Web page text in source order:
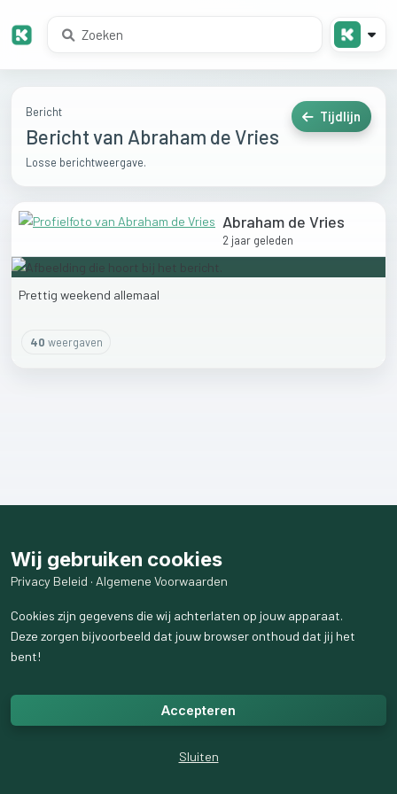
Bericht
Bericht van Abraham de Vries
Losse berichtweergave.
Tijdlijn
Abraham de Vries
2 jaar geleden
Prettig weekend allemaal
40 weergaven
Wij gebruiken cookies
Privacy Beleid · Algemene Voorwaarden
Cookies zijn gegevens die wij achterlaten op jouw apparaat.
Deze zorgen bijvoorbeeld dat jouw browser onthoud dat jij het
bent!
Accepteren
Sluiten